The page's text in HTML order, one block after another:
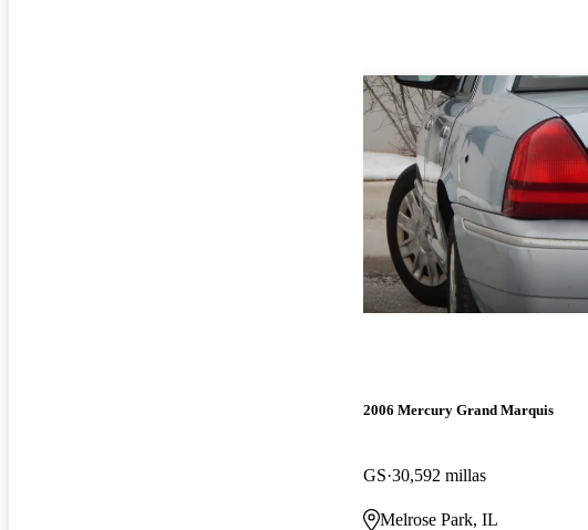
2006 Mercury Grand Marquis
GS 30,592 millas
Melrose Park, IL